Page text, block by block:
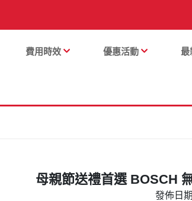
費用時效 優惠活動 最
母親節送禮首選 BOSCH
發佈日